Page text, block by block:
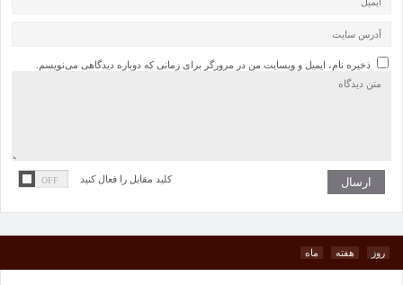
ذخیره نام، ایمیل و وبسایت من در مرورگر برای زمانی که دوباره دیدگاهی می‌نویسم.
کلید مقابل را فعال کنید
روز هفته ماه